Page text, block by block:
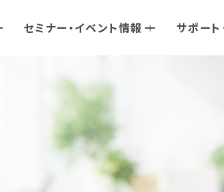
セミナー・イベント情報 サポート